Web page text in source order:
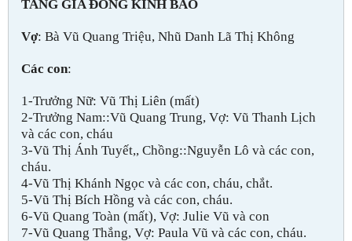
TANG GIA ĐỒNG KÍNH BÁO
Vợ: Bà Vũ Quang Triệu, Nhũ Danh Lã Thị Không
Các con:
1-Trưởng Nữ: Vũ Thị Liên (mất)
2-Trưởng Nam::Vũ Quang Trung, Vợ: Vũ Thanh Lịch
và các con, cháu
3-Vũ Thị Ánh Tuyết,, Chồng::Nguyễn Lô và các con,
cháu.
4-Vũ Thị Khánh Ngọc và các con, cháu, chắt.
5-Vũ Thị Bích Hồng và các con, cháu.
6-Vũ Quang Toàn (mất), Vợ: Julie Vũ và con
7-Vũ Quang Thắng, Vợ: Paula Vũ và các con, cháu.